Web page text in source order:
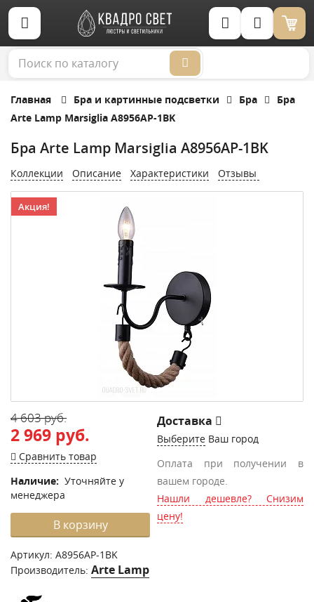
Корзина (0)
Главная Бра и картинные подсветки Бра
Бра
Arte Lamp Marsiglia A8956AP-1BK
Бра Arte Lamp Marsiglia A8956AP-1BK
Коллекции Описание Характеристики Отзывы
Акция!
4 603 руб.
2 969 руб.
Сравнить товар
Наличие: Уточняйте у
менеджера
В корзину
Артикул: A8956AP-1BK
Производитель: Arte Lamp
Доставка
Выберите Ваш город
Оплата при получении в
вашем городе.
Нашли дешевле? Снизим
цену!